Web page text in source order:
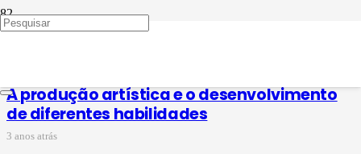
fruição estética
A produção artística e o desenvolvimento
de diferentes habilidades
3 anos atrás